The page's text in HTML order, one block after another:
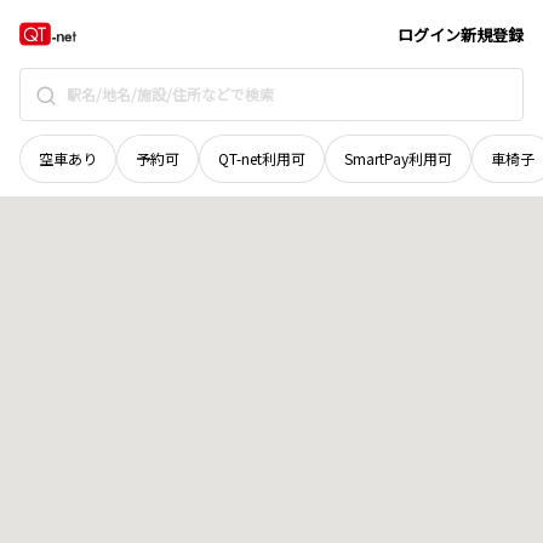
ログイン新規登録
空車あり 予約可 QT-net利用可 SmartPay利用可 車椅子
栃木県